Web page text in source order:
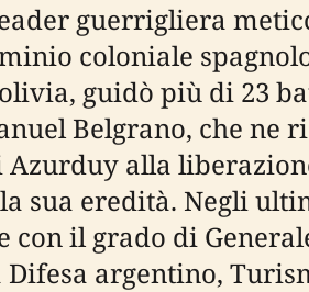
guerrigliera
coloniale
guidò più di 23
Belgrano, che ne
alla
sua eredità. Negli
il grado di
argentino,